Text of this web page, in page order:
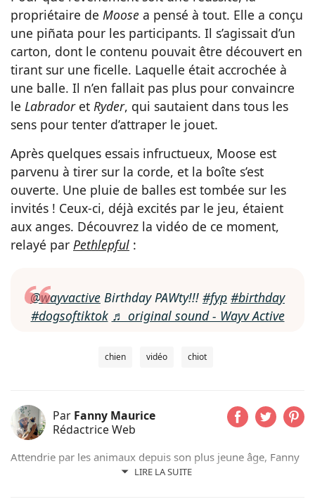
propriétaire de Moose a pensé à tout. Elle a conçu
une piñata pour les participants. Il s’agissait d’un
carton, dont le contenu pouvait être découvert en
tirant sur une ficelle. Laquelle était accrochée à
une balle. Il n’en fallait pas plus pour convaincre
le Labrador et Ryder, qui sautaient dans tous les
sens pour tenter d’attraper le jouet.
Après quelques essais infructueux, Moose est
parvenu à tirer sur la corde, et la boîte s’est
ouverte. Une pluie de balles est tombée sur les
invités ! Ceux-ci, déjà excités par le jeu, étaient
aux anges. Découvrez la vidéo de ce moment,
relayé par Pethlepful :
@wayvactive Birthday PAWty!!! #fyp #birthday
#dogsoftiktok ♬ original sound - Wayv Active
chien vidéo chiot
Par Fanny Maurice
Rédactrice Web
LIRE LA SUITE
Attendrie par les animaux depuis son plus jeune âge, Fanny
n’a jamais vécu sans eux et partage actuellement son